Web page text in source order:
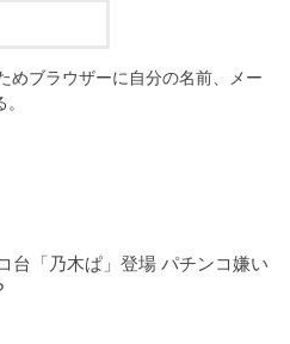
めブラウザーに自分の名前、メー
台「乃木ぱ」登場 パチンコ嫌い